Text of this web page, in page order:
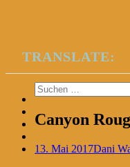
TRANSLATE:
Suchen
nach:
Canyon
13. Mai 2017Dani